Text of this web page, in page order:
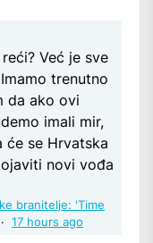
Već je sve
trenutno
da ako ovi
imali mir,
će se Hrvatska
novi vođa
branitelje: 'Time
· 17 hours ago